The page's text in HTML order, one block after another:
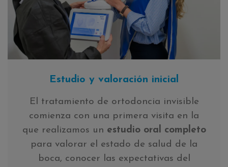
Estudio y valoración inicial
El tratamiento de ortodoncia invisible
comienza con una primera visita en la
que realizamos un estudio oral completo
para valorar el estado de salud de la
boca, conocer las expectativas del